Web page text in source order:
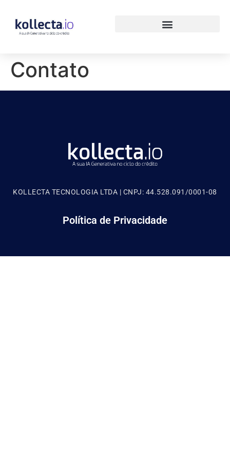
Contato
KOLLECTA TECNOLOGIA LTDA | CNPJ: 44.528.091/0001-08
Política de Privacidade